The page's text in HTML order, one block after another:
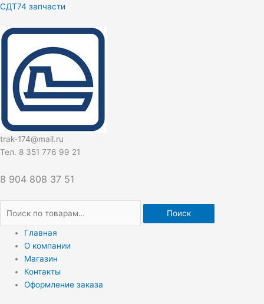
Перейти
содержимому
СДТ74 запчасти
trak-174@mail.ru
Тел. 8 351 776 99 21
8 904 808 37 51
Искать:
Поиск
Главная
О компании
Магазин
Контакты
Оформление заказа